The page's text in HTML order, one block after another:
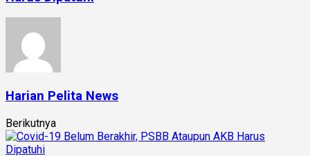
Harian Pelita News
Berikutnya